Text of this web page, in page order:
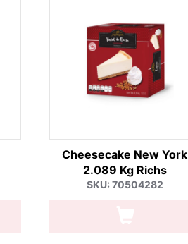
Cheesecake New York
2.089 Kg Richs
SKU: 70504282